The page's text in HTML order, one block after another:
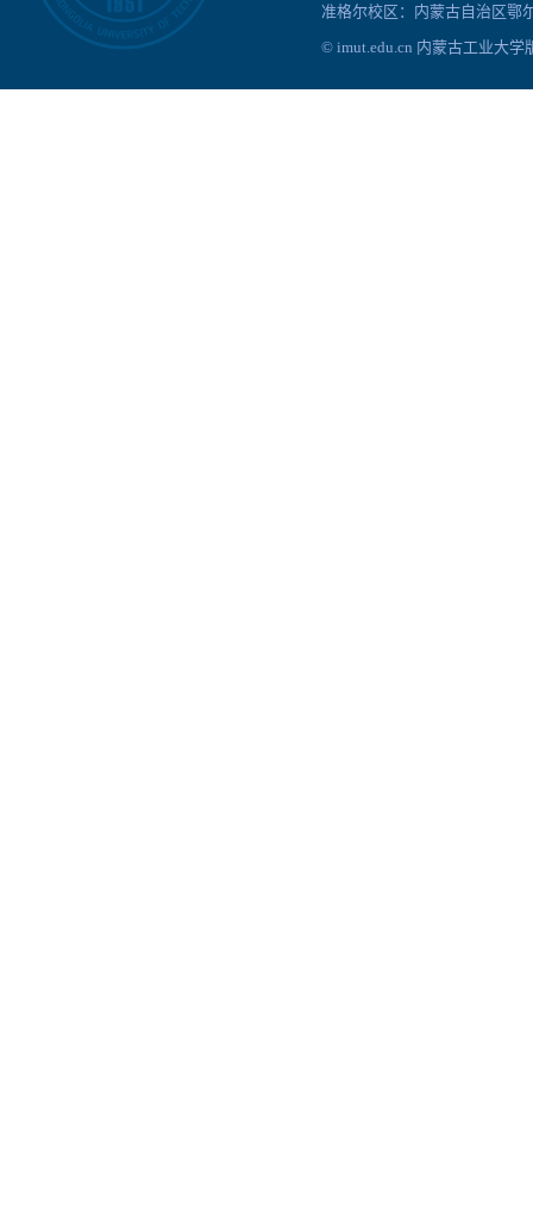
准格尔校区：内蒙古自治区
© imut.edu.cn 内蒙古工业大